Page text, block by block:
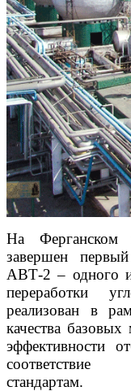
На Ферганском
завершен
АВТ-2 – одного
переработки
реализован в
качества
эффективности
стандартам.